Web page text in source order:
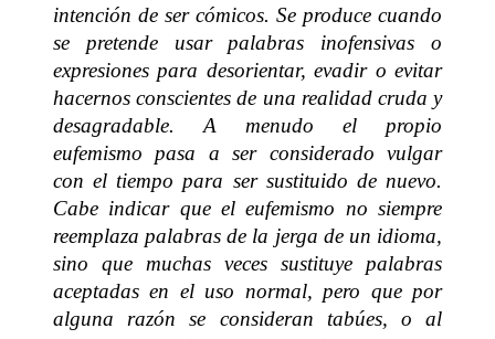
intención de ser cómicos. Se produce cuando
se pretende usar palabras inofensivas o
expresiones para desorientar, evadir o evitar
hacernos conscientes de una realidad cruda y
desagradable. A menudo el propio
eufemismo pasa a ser considerado vulgar
con el tiempo para ser sustituido de nuevo.
Cabe indicar que el eufemismo no siempre
reemplaza palabras de la jerga de un idioma,
sino que muchas veces sustituye palabras
aceptadas en el uso normal, pero que por
alguna razón se consideran tabúes, o al